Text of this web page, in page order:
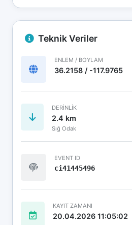
Teknik Veriler
ENLEM / BOYLAM
36.2158 / -117.9765
DERINLIK
2.4 km
Sığ Odak
EVENT ID
ci41445496
KAYIT ZAMANI
20.04.2026 11:05:02